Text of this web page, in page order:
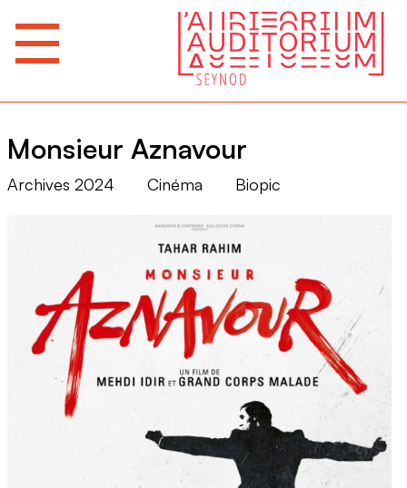
Monsieur Aznavour
Archives 2024 Cinéma Biopic